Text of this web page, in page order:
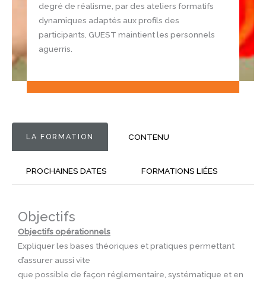
degré de réalisme, par des ateliers formatifs
dynamiques adaptés aux profils des
participants, GUEST maintient les personnels
aguerris.
LA FORMATION CONTENU
PROCHAINES DATES FORMATIONS LIÉES
Objectifs
Objectifs opérationnels
Expliquer les bases théoriques et pratiques permettant
d’assurer aussi vite
que possible de façon réglementaire, systématique et en